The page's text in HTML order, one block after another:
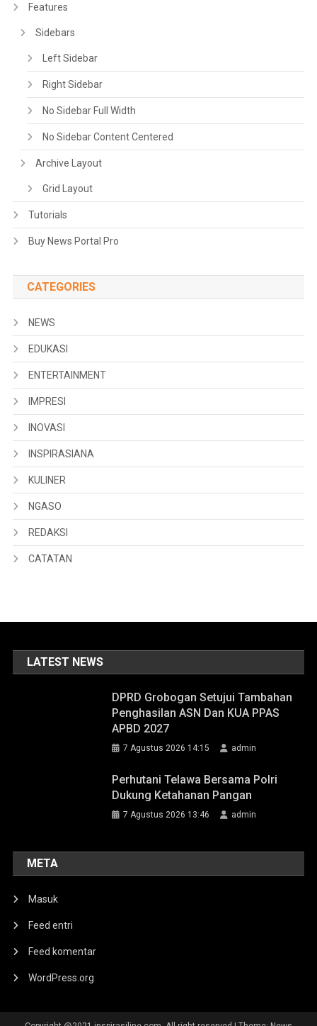
Features
Sidebars
Left Sidebar
Right Sidebar
No Sidebar Full Width
No Sidebar Content Centered
Archive Layout
Grid Layout
Tutorials
Buy News Portal Pro
CATEGORIES
NEWS
EDUKASI
ENTERTAINMENT
IMPRESI
INOVASI
INSPIRASIANA
KULINER
NGASO
REDAKSI
CATATAN
LATEST NEWS
DPRD Grobogan Setujui Tambahan
Penghasilan ASN Dan KUA PPAS
APBD 2027
7 Agustus 2026 14:15 admin
Perhutani Telawa Bersama Polri
Dukung Ketahanan Pangan
7 Agustus 2026 13:46 admin
META
Masuk
Feed entri
Feed komentar
WordPress.org